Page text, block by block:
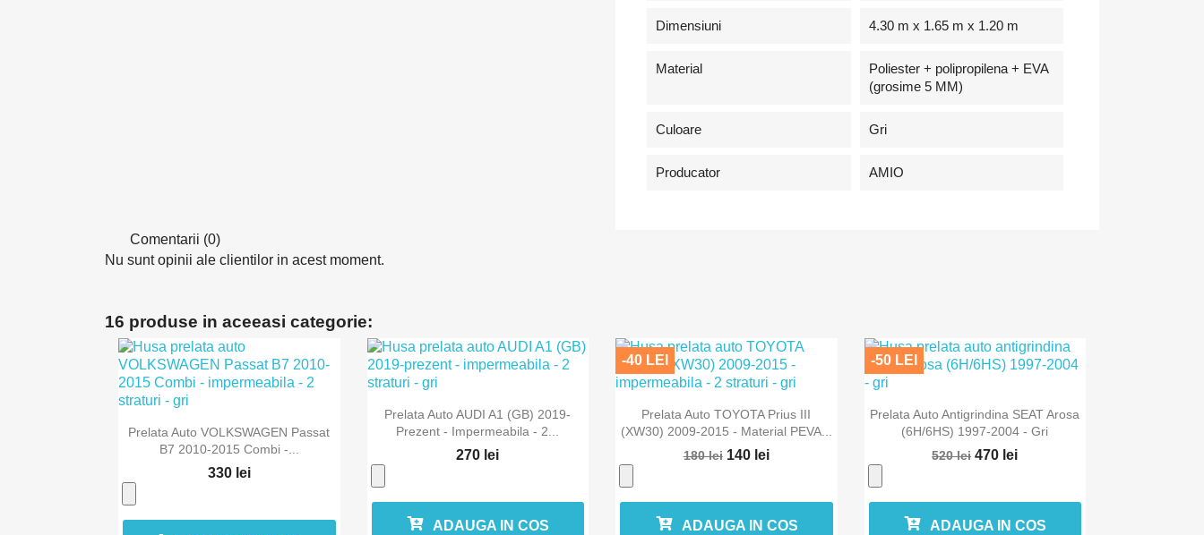
Dimensiuni 4.30 m x 1.65 m x 1.20 m
Material
Poliester + polipropilena + EVA
(grosime 5 MM)
Culoare Gri
Producator AMIO
Comentarii (0)
Nu sunt opinii ale clientilor in acest moment.
16 produse in aceeasi categorie:
 Vizualizare rapida
Prelata Auto VOLKSWAGEN Passat
B7 2010-2015 Combi -...
330 lei
 Vizualizare rapida
Prelata Auto AUDI A1 (GB) 2019-
Prezent - Impermeabila - 2...
270 lei
ADAUGA IN COS
 Vizualizare rapida
Prelata Auto TOYOTA Prius III
(XW30) 2009-2015 - Material PEVA...
180 lei 140 lei
-40 LEI
ADAUGA IN COS
 Vizualizare rapida
Prelata Auto Antigrindina SEAT Arosa
(6H/6HS) 1997-2004 - Gri
520 lei 470 lei
-50 LEI
ADAUGA IN COS